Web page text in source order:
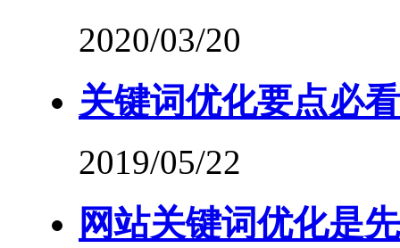
2020/03/20
关键词优化要点必
2019/05/22
网站关键词优化是